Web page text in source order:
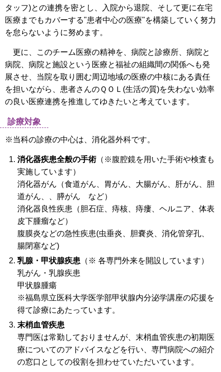
タッフ)との連携を密とし、入院から退院、そして更に在宅
医療までもカバーする"患者中心の医療"を構築していく努力
を怠らないように努めます。
更に、このチーム医療の精神を、病院と診療所、病院と
病院、病院と施設という医療と福祉の組織間の関係へも発
展させ、当院を取り囲む周辺地域の医療の中核にある責任
を担いながら、患者さんのＱＯＬ(生活の質)を失わない効率
の良い医療連携を推進してゆきたいと考えています。
診療対象
※当科の診療の中心は、消化器外科です。
消化器疾患全般の手術（※腹腔鏡を用いた手術や検査も
実施しています）
消化器がん（食道がん、胃がん、大腸がん、肝がん、胆
道がん、、膵がん など）
消化器良性疾患（胆石症、痔核、痔瘻、ヘルニア、体表
皮下腫瘤など）
腹膜炎などの急性疾患(虫垂炎、胆嚢炎、消化管穿孔、
腸閉塞など)
乳腺・甲状腺疾患 （※ 各専門外来を開設しています）
乳がん・乳腺疾患
甲状腺腫瘍
※福島県立医科大学医学部甲状腺内分泌学講座の応援を
得て診療にあたっています。
末梢血管疾患
専門医は常勤しておりませんが、末梢血管疾患の初期医
療についてのアドバイスなどを行い、専門病院への紹介
の窓口としての役割を担わせていただいています。